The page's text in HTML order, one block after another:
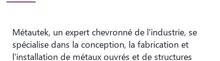
Métautek, un expert chevronné de l'industrie, se
spécialise dans la conception, la fabrication et
l'installation de métaux ouvrés et de structures